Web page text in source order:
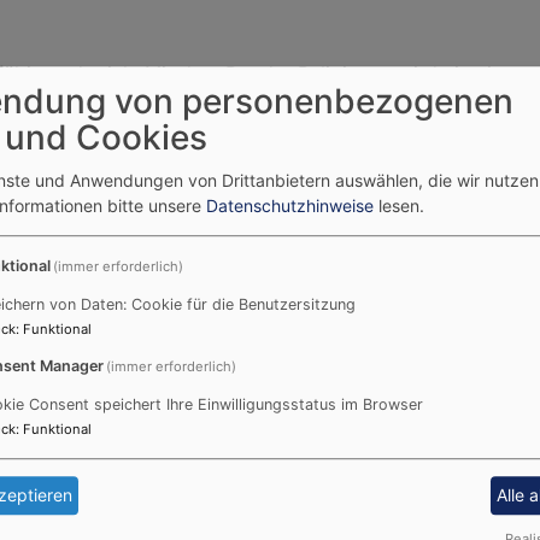
und reich. Mit dem Rat der Religionen wird eine
und zu führen, wenn es um den Frieden und die
geht. Die freie Religionsausübung ist ein im
Religionsgemeinschaften, die einen achtköpfigen
entsenden ihre Delegierten
von personenbezogenen
Cookies
und Anwendungen von Drittanbietern auswählen, die wir
bitte unsere Datenschutzhinweise lesen.
(immer erforderlich)
von Daten: Cookie für die Benutzersitzung
: Funktional
Manager (immer erforderlich)
Consent speichert Ihre Einwilligungsstatus im Browser
: Funktional
Alle